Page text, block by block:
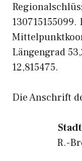
Längengrad
12,815475.
Die Anschrift
R.-